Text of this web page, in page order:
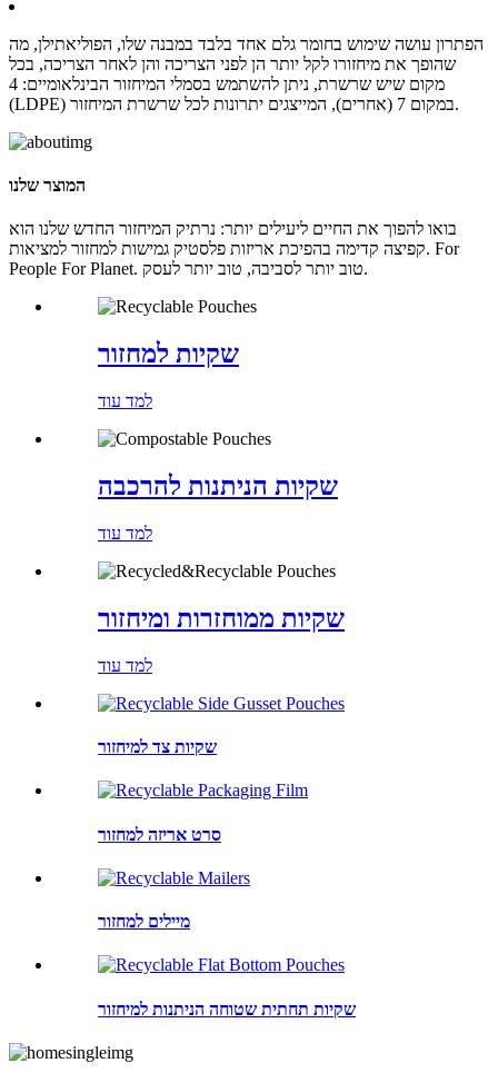
הפתרון עושה שימוש בחומר גלם אחד בלבד במבנה שלו, הפוליאתילן, מה
שהופך את מיחזורו לקל יותר הן לפני הצריכה והן לאחר הצריכה, בכל
מקום שיש שרשרת, ניתן להשתמש בסמלי המיחזור הבינלאומיים: 4
(LDPE) במקום 7 (אחרים), המייצגים יתרונות לכל שרשרת המיחזור.
המוצר שלנו
בואו להפוך את החיים ליעילים יותר: נרתיק המיחזור החדש שלנו הוא
קפיצה קדימה בהפיכת אריזות פלסטיק גמישות למחזור למציאות. For
People For Planet. טוב יותר לסביבה, טוב יותר לעסק.
שקיות למחזור
למד עוד
שקיות הניתנות להרכבה
למד עוד
שקיות ממוחזרות ומיחזור
למד עוד
שקיות צד למיחזור
סרט אריזה למחזור
מיילים למחזור
שקיות תחתית שטוחה הניתנות למיחזור